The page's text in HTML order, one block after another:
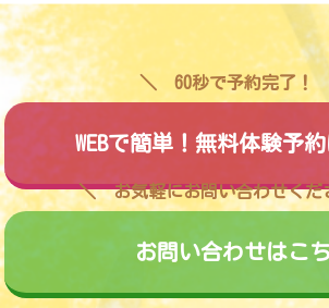
60秒で予約完了！
WEBで簡単！無料体験予
お気軽にお問い合わせくだ
お問い合わせはこ